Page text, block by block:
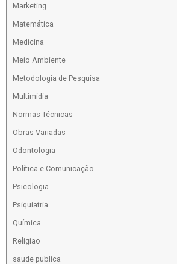
Marketing
Matemática
Medicina
Meio Ambiente
Metodologia de Pesquisa
Multimídia
Normas Técnicas
Obras Variadas
Odontologia
Política e Comunicação
Psicologia
Psiquiatria
Química
Religiao
saude publica